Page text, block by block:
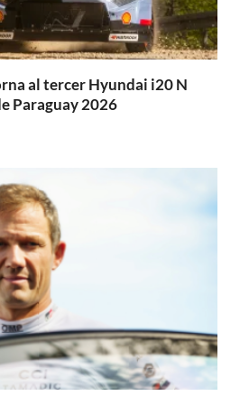
al tercer Hyundai i20 N
Paraguay 2026